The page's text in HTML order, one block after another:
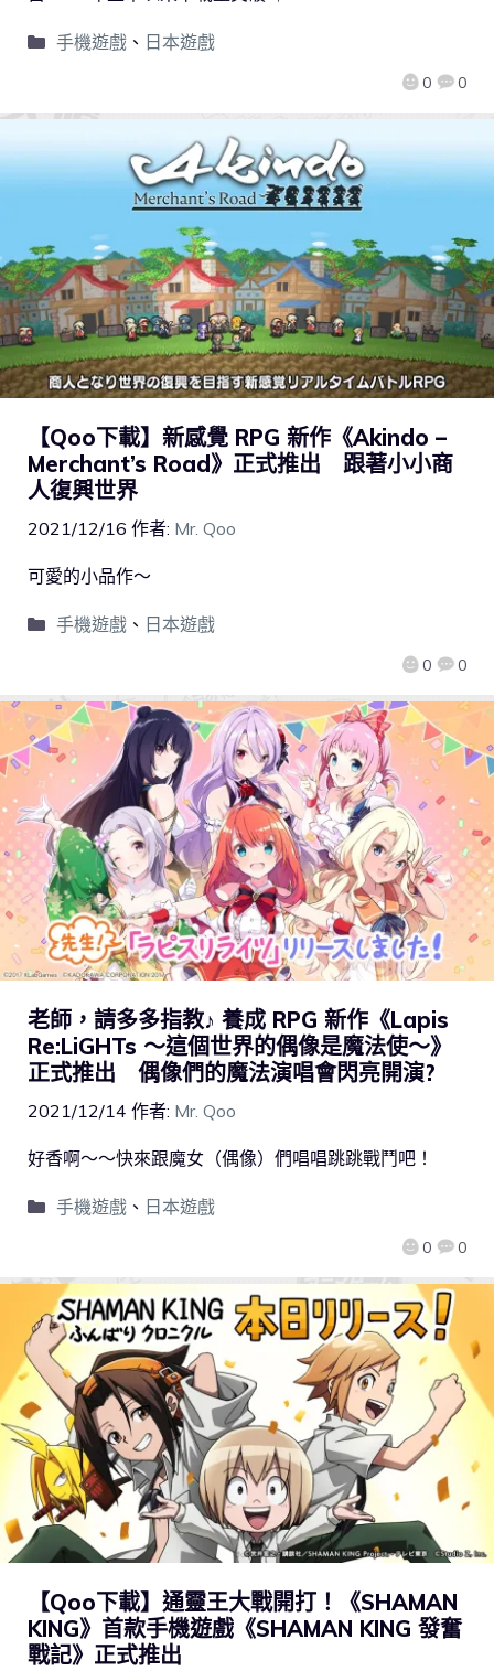
0 0
手機遊戲、 日本遊戲
【Qoo下載】新感覺 RPG 新作《Akindo –
Merchant’s Road》正式推出 跟著小小商
人復興世界
2021/12/16 作者: Mr. Qoo
0 0
可愛的小品作～
手機遊戲、 日本遊戲
老師，請多多指教♪ 養成 RPG 新作《Lapis
Re:LiGHTs ～這個世界的偶像是魔法使～》
正式推出 偶像們的魔法演唱會閃亮開演?
2021/12/14 作者: Mr. Qoo
0 0
好香啊～～快來跟魔女（偶像）們唱唱跳跳戰鬥吧！
手機遊戲、 日本遊戲
【Qoo下載】通靈王大戰開打！《SHAMAN
KING》首款手機遊戲《SHAMAN KING 發奮
戰記》正式推出